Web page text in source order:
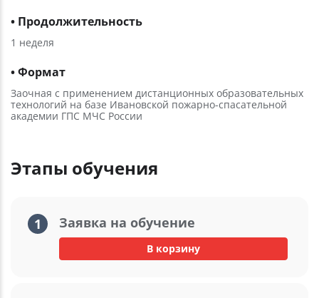
• Продолжительность
1 неделя
• Формат
Заочная с применением дистанционных образовательных
технологий на базе Ивановской пожарно-спасательной
академии ГПС МЧС России
Этапы обучения
1 Заявка на обучение
В корзину